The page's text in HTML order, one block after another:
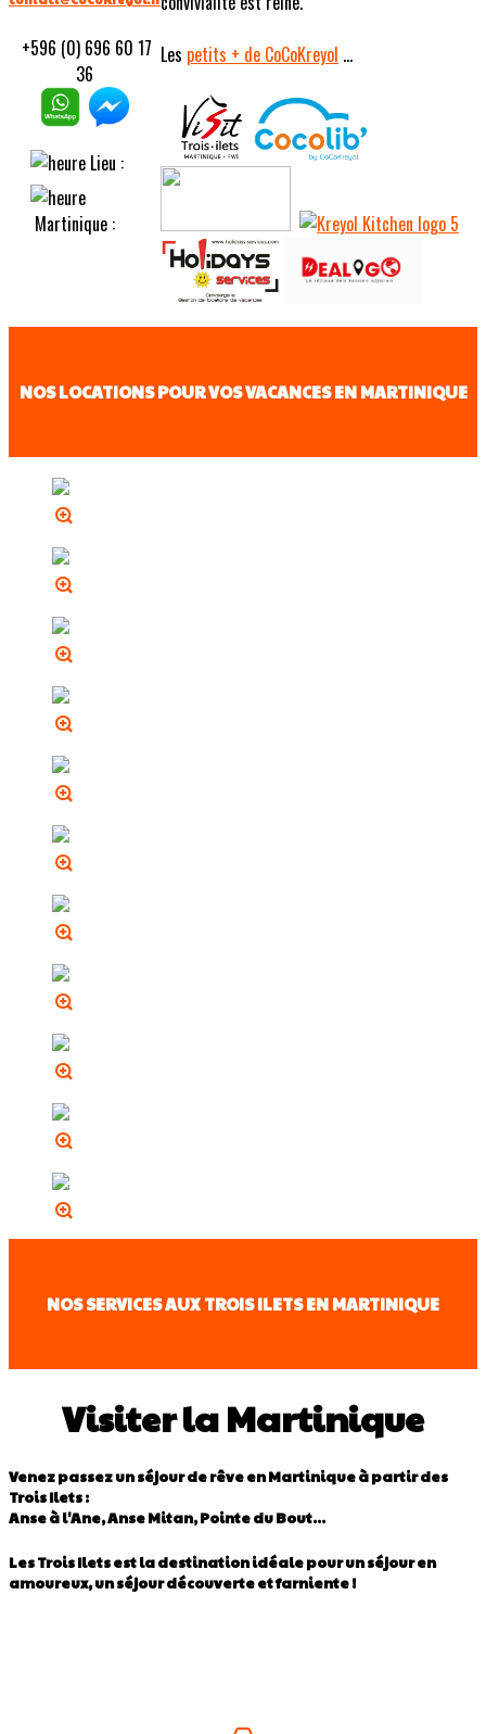
+596 (0) 696 60 17
36
Lieu :
Martinique :
Les petits + de CoCoKreyol ...
NOS LOCATIONS POUR VOS VACANCES EN MARTINIQUE
NOS SERVICES AUX TROIS ILETS EN MARTINIQUE
Visiter la Martinique
Venez passez un séjour de rêve en Martinique à partir des
Trois Ilets :
Anse à l'Ane, Anse Mitan, Pointe du Bout...
Les Trois Ilets est la destination idéale pour un séjour en
amoureux, un séjour découverte et farniente !